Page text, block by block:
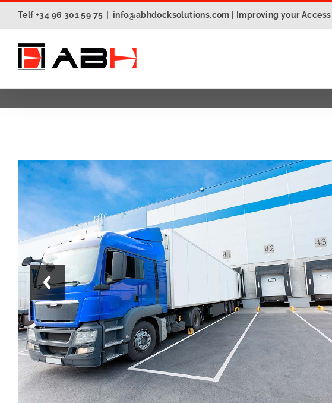
Telf +34 96 301 59 75 info@abhdocksolutions.com | Improving your Access |